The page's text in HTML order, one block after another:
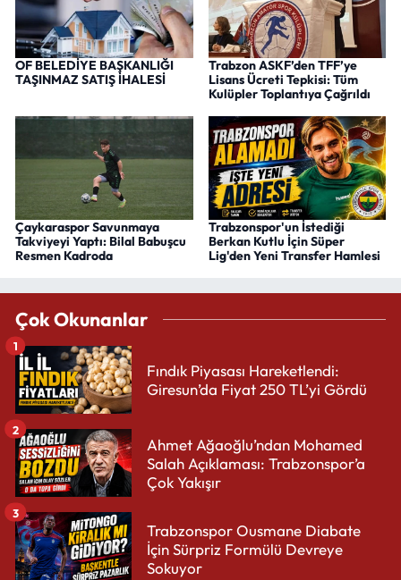
OF BELEDİYE BAŞKANLIĞI
TAŞINMAZ SATIŞ İHALESİ
Trabzon ASKF’den TFF’ye
Lisans Ücreti Tepkisi: Tüm
Kulüpler Toplantıya Çağrıldı
Çaykaraspor Savunmaya
Takviyeyi Yaptı: Bilal Babuşcu
Resmen Kadroda
Trabzonspor'un İstediği
Berkan Kutlu İçin Süper
Lig'den Yeni Transfer Hamlesi
Çok Okunanlar
Fındık Piyasası Hareketlendi:
Giresun’da Fiyat 250 TL’yi Gördü
1
Ahmet Ağaoğlu’ndan Mohamed
Salah Açıklaması: Trabzonspor’a
Çok Yakışır
2
Trabzonspor Ousmane Diabate
İçin Sürpriz Formülü Devreye
Sokuyor
3